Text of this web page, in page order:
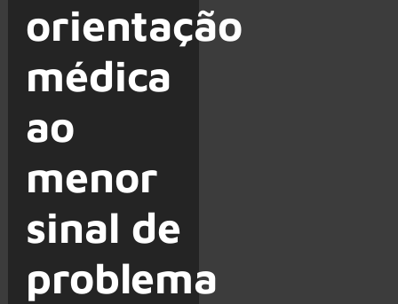
orientação
médica
ao
menor
sinal de
problema